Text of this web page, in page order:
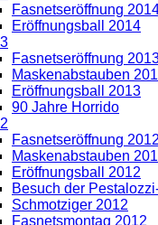
Fasnetseröffnung
Eröffnungsball 2014
Fasnetseröffnung
Maskenabstauben
Eröffnungsball 2013
90 Jahre Horrido
Fasnetseröffnung 2012
Maskenabstauben
Eröffnungsball 2012
Besuch der
Schmotziger 2012
Fasnetsmontag 2012